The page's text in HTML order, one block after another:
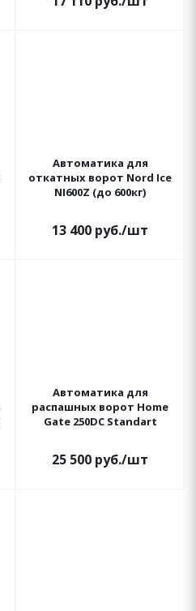
Автоматика для
откатных ворот Nord Ice
NI600Z (до 600кг)
13 400 руб./шт
Автоматика для
распашных ворот Home
Gate 250DC Standart
25 500 руб./шт